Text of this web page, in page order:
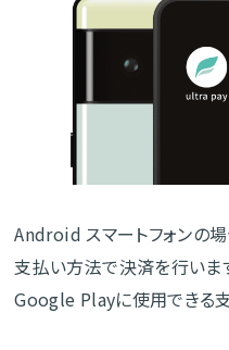
Android スマートフォンの
支払い方法で決済を行いま
Google Playに使用できる